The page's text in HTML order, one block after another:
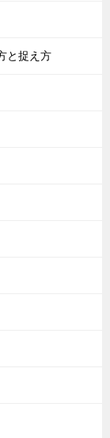
と捉え方